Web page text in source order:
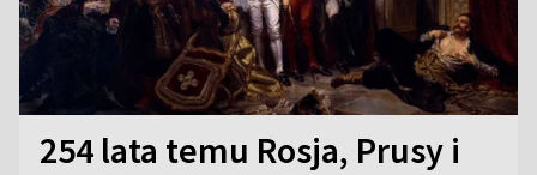
254 lata temu Rosja, Prusy i